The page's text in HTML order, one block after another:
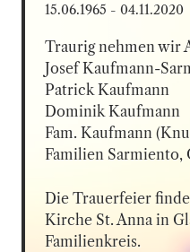
15.06.1965 -04.11.2020
Traurig nehmen wir
Josef Kaufmann-
Patrick Kaufmann
Dominik Kaufmann
Fam. Kaufmann
Familien Sarmiento,
Die Trauerfeier
Kirche St. Anna in
Familienkreis.